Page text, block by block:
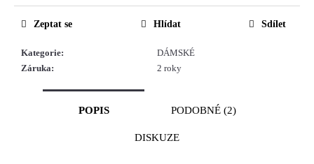
Kategorie:
DÁMSKÉ
Záruka: 2 roky
Zeptat se Hlídat Sdílet
POPIS PODOBNÉ (2)
DISKUZE